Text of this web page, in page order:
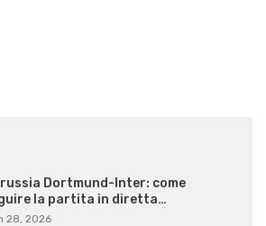
Dortmund-Inter: come
la partita in diretta…
28, 2026